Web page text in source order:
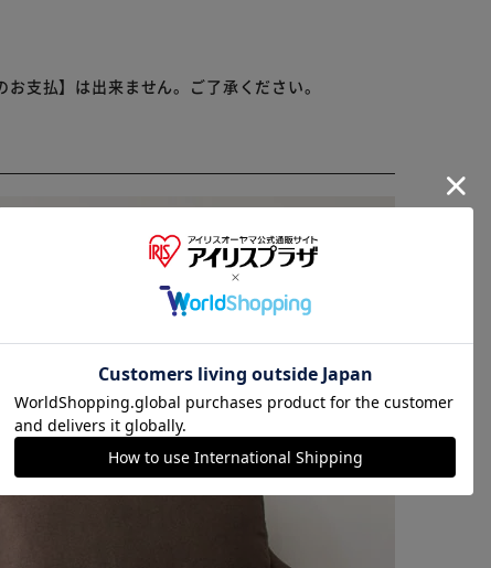
支払】は出来ません。ご了承ください。
※ご確認ください